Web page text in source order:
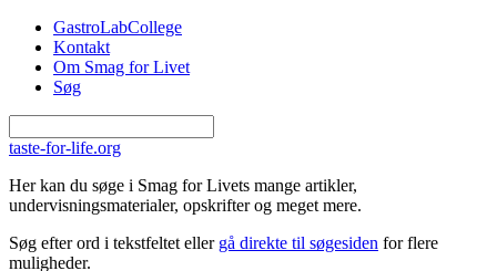
Gå til hovedindhold
GastroLabCollege
Kontakt
Om Smag for Livet
Søg
taste-for-life.org
Her kan du søge i Smag for Livets mange artikler,
undervisningsmaterialer, opskrifter og meget mere.
Søg efter ord i tekstfeltet eller gå direkte til søgesiden for flere
muligheder.